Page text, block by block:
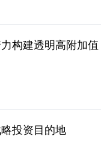
构建透明高附加值
投资目的地